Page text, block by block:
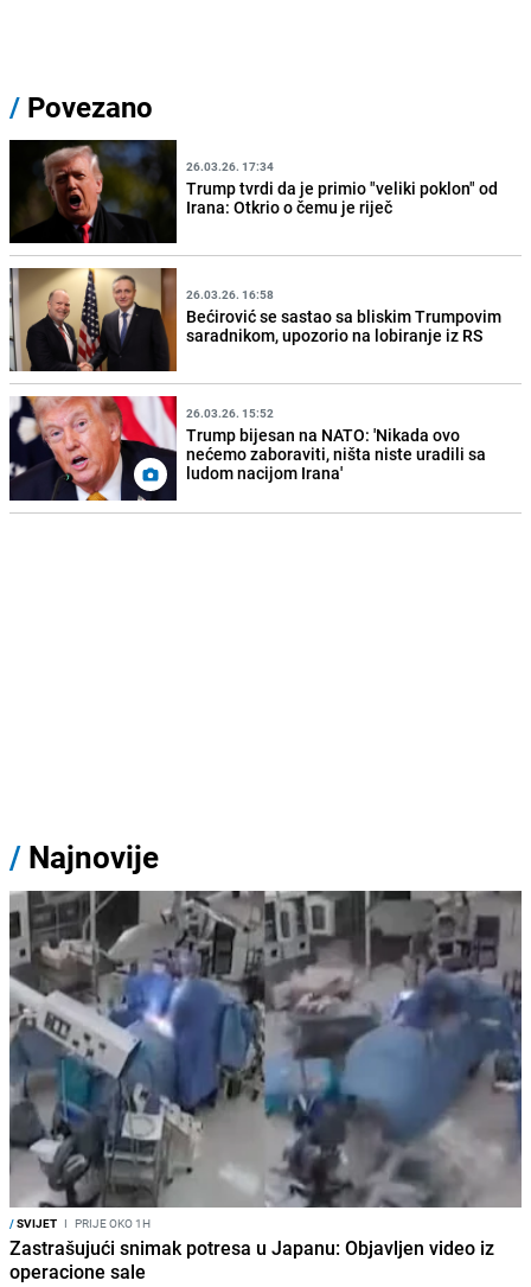
/ Povezano
26.03.26. 17:34
Trump tvrdi da je primio "veliki poklon" od
Irana: Otkrio o čemu je riječ
26.03.26. 16:58
Bećirović se sastao sa bliskim Trumpovim
saradnikom, upozorio na lobiranje iz RS
26.03.26. 15:52
Trump bijesan na NATO: 'Nikada ovo
nećemo zaboraviti, ništa niste uradili sa
ludom nacijom Irana'
/ Najnovije
/SVIJET I PRIJE OKO 1H
Zastrašujući snimak potresa u Japanu: Objavljen video iz
operacione sale